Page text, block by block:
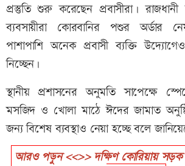
প্রস্তুতি শুরু করেছেন প্রবাসীরা। রাজধানী
ব্যবসায়ীরা কোরবানির পশুর অর্ডার
পাশাপাশি অনেক প্রবাসী ব্যক্তি
নিচ্ছেন।
স্থানীয় প্রশাসনের অনুমতি সাপেক্ষে
মসজিদ ও খোলা মাঠে ঈদের জামাত
জন্য বিশেষ ব্যবস্থাও নেয়া হচ্ছে বলে
আরও পড়ুন <<>> দক্ষিণ কোরিয়ায় সড়ক